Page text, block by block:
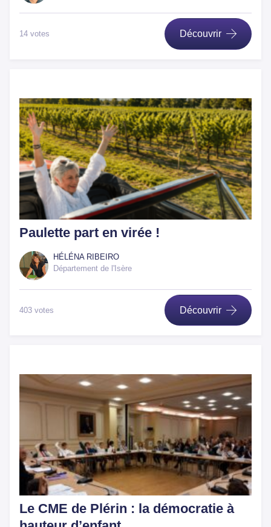
Découvrir
14 votes
Paulette part en virée !
HÉLÉNA RIBEIRO
Département de l'Isère
Découvrir
403 votes
Le CME de Plérin : la démocratie à